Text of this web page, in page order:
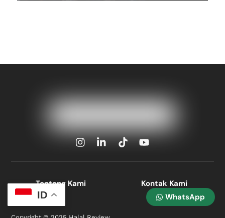
WhatsApp
Icon
Icon
Icon
Icon
Tentang Kami Kontak Kami
ID